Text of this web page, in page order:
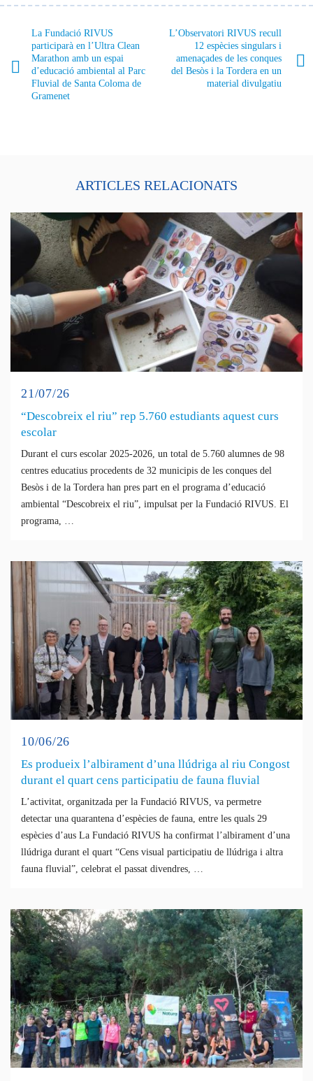
La Fundació RIVUS
participarà en l’Ultra Clean
Marathon amb un espai
d’educació ambiental al Parc
Fluvial de Santa Coloma de
Gramenet
L’Observatori RIVUS recull
12 espècies singulars i
amenaçades de les conques
del Besòs i la Tordera en un
material divulgatiu
ARTICLES RELACIONATS
21/07/26
“Descobreix el riu” rep 5.760 estudiants aquest curs
escolar
Durant el curs escolar 2025-2026, un total de 5.760 alumnes de 98
centres educatius procedents de 32 municipis de les conques del
Besòs i de la Tordera han pres part en el programa d’educació
ambiental “Descobreix el riu”, impulsat per la Fundació RIVUS. El
programa, …
10/06/26
Es produeix l’albirament d’una llúdriga al riu Congost
durant el quart cens participatiu de fauna fluvial
L’activitat, organitzada per la Fundació RIVUS, va permetre
detectar una quarantena d’espècies de fauna, entre les quals 29
espècies d’aus La Fundació RIVUS ha confirmat l’albirament d’una
llúdriga durant el quart “Cens visual participatiu de llúdriga i altra
fauna fluvial”, celebrat el passat divendres, …